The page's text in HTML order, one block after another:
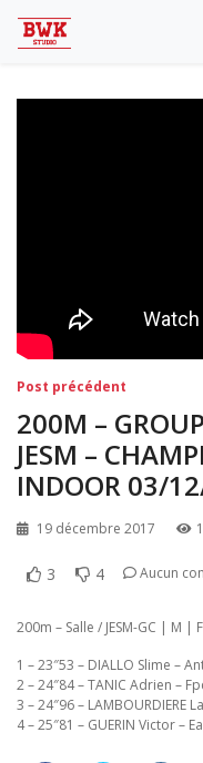
Eaubonne 2019
Navigation
de
l’article
Post précédent
200M –
JESM –
INDOOR 03/
19 décembre 2017
3 4 Aucun
200m – Salle / JESM-GC | M |
1 – 23″53 – DIALLO Slime –
2 – 24″84 – TANIC Adrien –
3 – 24″96 – LAMBOURDIERE
4 – 25″81 – GUERIN Victor –